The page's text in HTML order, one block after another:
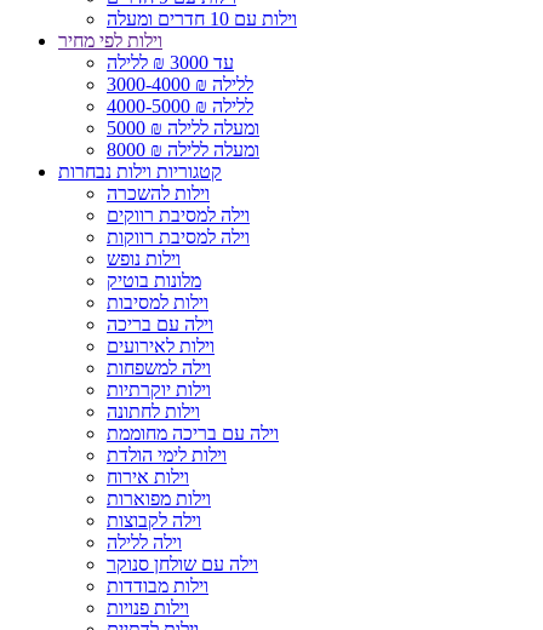
וילות עם 10 חדרים ומעלה
וילות לפי מחיר
עד 3000 ₪ ללילה
3000-4000 ₪ ללילה
4000-5000 ₪ ללילה
5000 ₪ ומעלה ללילה
8000 ₪ ומעלה ללילה
קטגוריות וילות נבחרות
וילות להשכרה
וילה למסיבת רווקים
וילה למסיבת רווקות
וילות נופש
מלונות בוטיק
וילות למסיבות
וילה עם בריכה
וילות לאירועים
וילה למשפחות
וילות יוקרתיות
וילות לחתונה
וילה עם בריכה מחוממת
וילות לימי הולדת
וילות אירוח
וילות מפוארות
וילה לקבוצות
וילה ללילה
וילה עם שולחן סנוקר
וילות מבודדות
וילות פנויות